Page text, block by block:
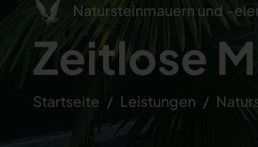
Natursteinmauern und -
Zeitlose M
Startseite Leistungen